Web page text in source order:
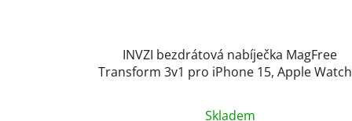
INVZI bezdrátová nabíječka MagFree
Transform 3v1 pro iPhone 15, Apple
Skladem